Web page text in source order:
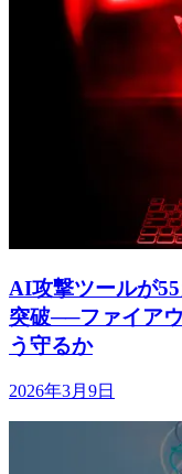
AI攻撃ツールが
突破──ファイア
う守るか
2026年3月9日